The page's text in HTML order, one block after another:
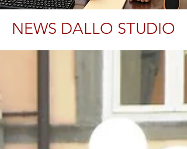
NEWS DALLO STUDIO